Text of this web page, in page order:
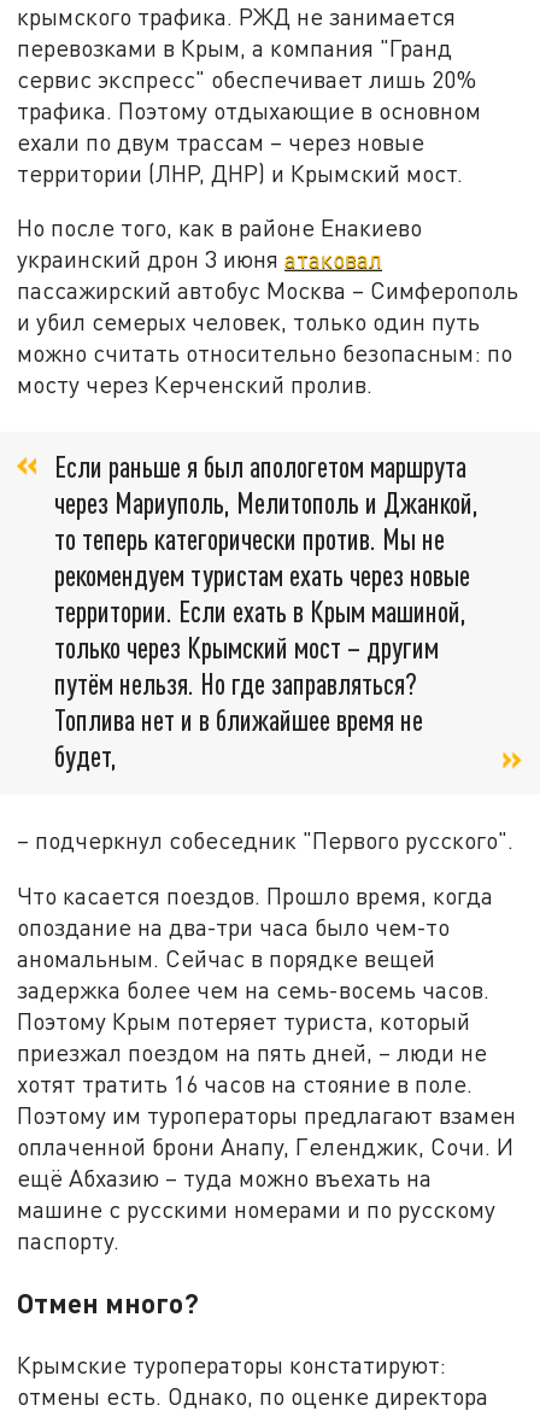
крымского трафика. РЖД не занимается
перевозками в Крым, а компания "Гранд
сервис экспресс" обеспечивает лишь 20%
трафика. Поэтому отдыхающие в основном
ехали по двум трассам – через новые
территории (ЛНР, ДНР) и Крымский мост.
Но после того, как в районе Енакиево
украинский дрон 3 июняатаковал
пассажирский автобус Москва – Симферополь
и убил семерых человек, только один путь
можно считать относительно безопасным: по
мосту через Керченский пролив.
Если раньше я был апологетом маршрута
через Мариуполь, Мелитополь и Джанкой,
то теперь категорически против. Мы не
рекомендуем туристам ехать через новые
территории. Если ехать в Крым машиной,
только через Крымский мост – другим
путём нельзя. Но где заправляться?
Топлива нет и в ближайшее время не
будет,
– подчеркнул собеседник "Первого русского".
Что касается поездов. Прошло время, когда
опоздание на два-три часа было чем-то
аномальным. Сейчас в порядке вещей
задержка более чем на семь-восемь часов.
Поэтому Крым потеряет туриста, который
приезжал поездом на пять дней, – люди не
хотят тратить 16 часов на стояние в поле.
Поэтому им туроператоры предлагают взамен
оплаченной брони Анапу, Геленджик, Сочи. И
ещё Абхазию – туда можно въехать на
машине с русскими номерами и по русскому
паспорту.
Отмен много?
Крымские туроператоры констатируют:
отмены есть. Однако, по оценке директора